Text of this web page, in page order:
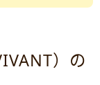
）の